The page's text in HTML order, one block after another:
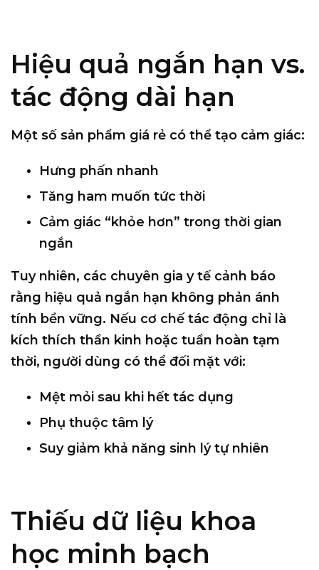
Hiệu quả ngắn hạn vs.
tác động dài hạn
Một số sản phẩm giá rẻ có thể tạo cảm giác:
Hưng phấn nhanh
Tăng ham muốn tức thời
Cảm giác “khỏe hơn” trong thời gian
ngắn
Tuy nhiên, các chuyên gia y tế cảnh báo
rằng hiệu quả ngắn hạn không phản ánh
tính bền vững. Nếu cơ chế tác động chỉ là
kích thích thần kinh hoặc tuần hoàn tạm
thời, người dùng có thể đối mặt với:
Mệt mỏi sau khi hết tác dụng
Phụ thuộc tâm lý
Suy giảm khả năng sinh lý tự nhiên
Thiếu dữ liệu khoa
học minh bạch